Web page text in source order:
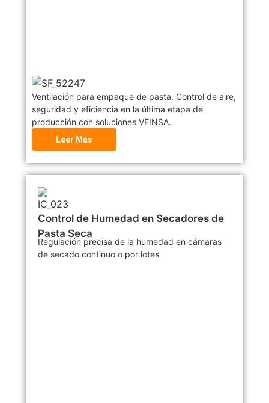
Ventilación para empaque de pasta. Control de aire,
seguridad y eficiencia en la última etapa de
producción con soluciones VEINSA.
Leer Más
Control de Humedad en Secadores de
Pasta Seca
Regulación precisa de la humedad en cámaras
de secado continuo o por lotes